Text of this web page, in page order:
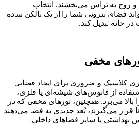
روح به تراس می‌بخشند. انتخاب
فضای بیرونی شما را از یک بالکن ساده
خانه تبدیل کند.
مخفی
کلاسیک و ضروری برای ایجاد فضایی
از فانوس‌های شیشه‌ای یا فلزی،
بالا می‌برد. همچنین، نورهای مخفی که در
قرار می‌گیرند، بُعد جدیدی به فضا می‌دهند
یا سایر فضاهای داخلی،